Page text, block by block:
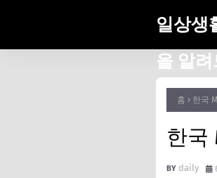
일상생
을 알
홈 한국
한국
daily